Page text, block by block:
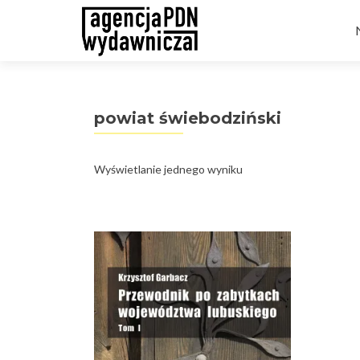
powiat świebodziński
Wyświetlanie jednego wyniku